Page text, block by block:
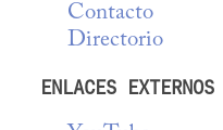
Contacto
Directorio
ENLACES EXTERNOS